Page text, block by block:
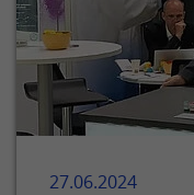
27.06.2024